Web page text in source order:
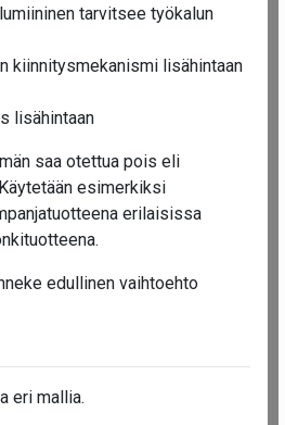
tarvitsee työkalun
kiinnitysmekanismi lisähintaan
lisähintaan
saa otettua pois eli
esimerkiksi
erilaisissa
edullinen vaihtoehto
eri mallia.